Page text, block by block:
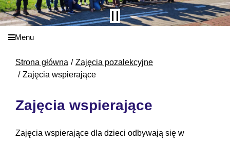
Menu
Strona główna
Zajęcia pozalekcyjne
Zajęcia wspierające
Zajęcia wspierające
Zajęcia wspierające dla dzieci odbywają się w